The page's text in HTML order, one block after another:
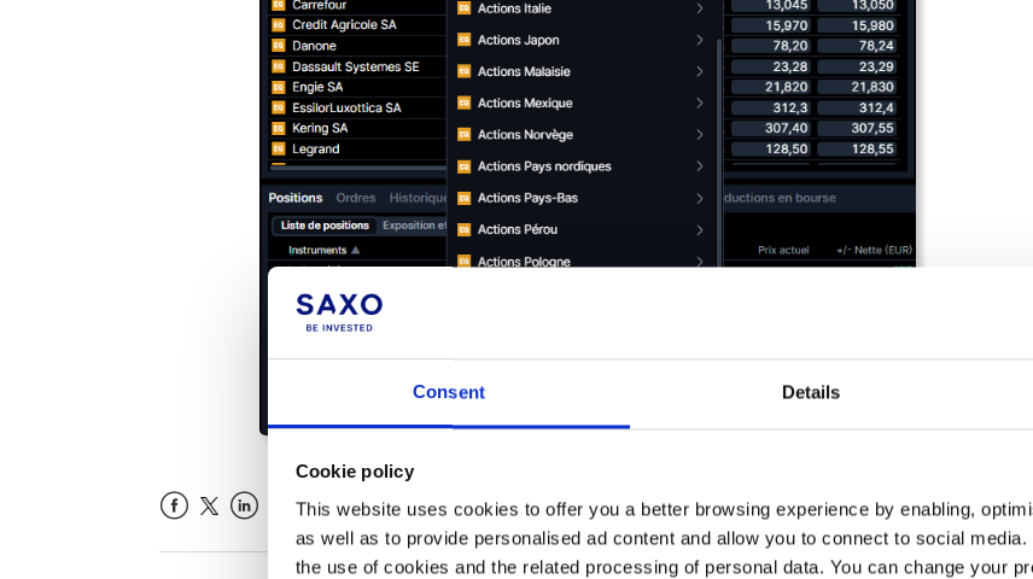
Consent Details
Cookie policy
This website uses cookies to offer you a better browsing experience by enabling,
as well as to provide personalised ad content and allow you to connect to social
the use of cookies and the related processing of personal data. You can change your